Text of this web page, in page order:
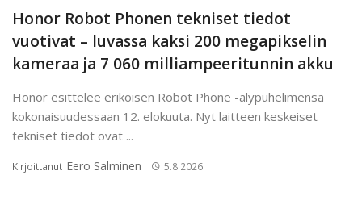
Honor Robot Phonen tekniset tiedot
vuotivat – luvassa kaksi 200 megapikselin
kameraa ja 7 060 milliampeeritunnin akku
Honor esittelee erikoisen Robot Phone -älypuhelimensa
kokonaisuudessaan 12. elokuuta. Nyt laitteen keskeiset
tekniset tiedot ovat ...
Kirjoittanut Eero Salminen 5.8.2026